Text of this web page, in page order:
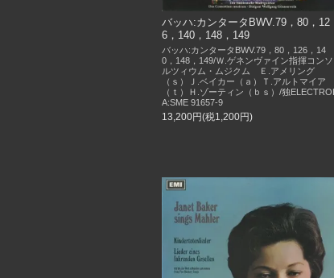
バッハ:カンタータBWV.79，80，12
6，140，148，149
バッハ:カンタータBWV.79，80，126，14
0，148，149/Ｗ.ゲネンヴァイン指揮コンソ
ルツィウム・ムジクム Ｅ.アメリング
（ｓ）Ｊ.ベイカー（ａ）Ｔ.アルトマイア
（ｔ）Ｈ.ゾーティン（ｂｓ）/独ELECTROL
A:SME 91657-9
13,200円(税1,200円)